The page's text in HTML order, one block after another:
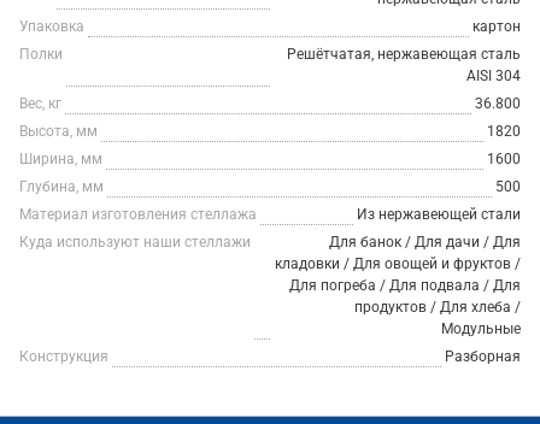
Упаковка
картон
Полки
Решётчатая, нержавеющая сталь
AISI 304
Вес, кг
36.800
Высота, мм
1820
Ширина, мм
1600
Глубина, мм
500
Материал изготовления стеллажа
Из нержавеющей стали
Куда используют наши стеллажи
Для банок / Для дачи / Для
кладовки / Для овощей и фруктов /
Для погреба / Для подвала / Для
продуктов / Для хлеба /
Модульные
Конструкция
Разборная